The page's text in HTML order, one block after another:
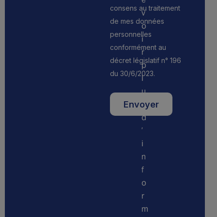
v
o
i
r
p
l
u
s
d
’
i
n
f
o
r
m
consens au traitement
de mes données
personnelles
conformément au
décret législatif n° 196
du 30/6/2023.